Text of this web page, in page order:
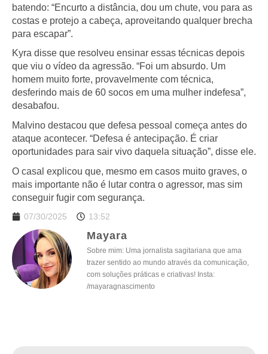
batendo: “Encurto a distância, dou um chute, vou para as
costas e protejo a cabeça, aproveitando qualquer brecha
para escapar”.
Kyra disse que resolveu ensinar essas técnicas depois
que viu o vídeo da agressão. “Foi um absurdo. Um
homem muito forte, provavelmente com técnica,
desferindo mais de 60 socos em uma mulher indefesa”,
desabafou.
Malvino destacou que defesa pessoal começa antes do
ataque acontecer. “Defesa é antecipação. É criar
oportunidades para sair vivo daquela situação”, disse ele.
O casal explicou que, mesmo em casos muito graves, o
mais importante não é lutar contra o agressor, mas sim
conseguir fugir com segurança.
07/30/2025 13:52
Mayara
Sobre mim: Uma jornalista sagitariana que ama
trazer sentido ao mundo através da comunicação,
com soluções práticas e criativas! Insta:
/mayaragnascimento